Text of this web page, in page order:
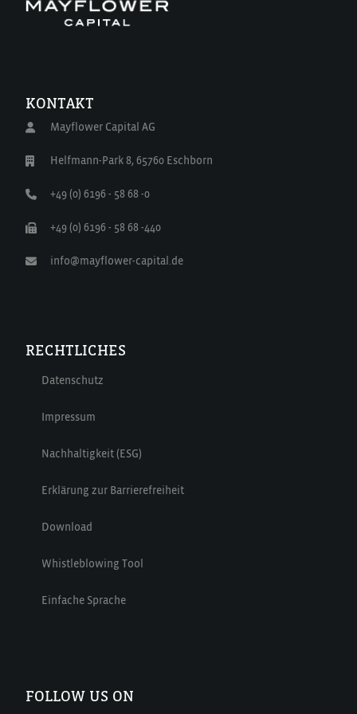
KONTAKT
Mayflower Capital AG
Helfmann-Park 8, 65760 Eschborn
+49 (0) 6196 - 58 68 -0
+49 (0) 6196 - 58 68 -440
info@mayflower-capital.de
RECHTLICHES
Datenschutz
Impressum
Nachhaltigkeit (ESG)
Erklärung zur Barrierefreiheit
Download
Whistleblowing Tool
Einfache Sprache
FOLLOW US ON